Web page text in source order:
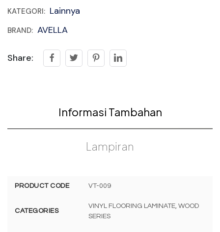
KATEGORI: Lainnya
BRAND: AVELLA
Share:
Informasi Tambahan
Lampiran
PRODUCT CODE VT-009
CATEGORIES
VINYL FLOORING LAMINATE, WOOD
SERIES